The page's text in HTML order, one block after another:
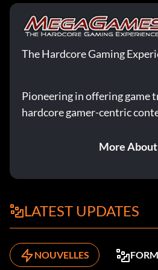
The Hardcore Gaming
Pioneering in offering game
hardcore gamer-centric
More About
LATEST UPDATES
NOUVELLES